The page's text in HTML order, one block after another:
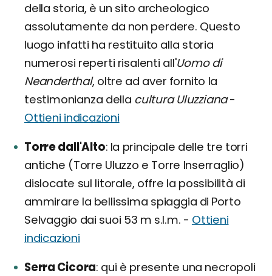
della storia, è un sito archeologico
assolutamente da non perdere. Questo
luogo infatti ha restituito alla storia
numerosi reperti risalenti all'Uomo di
Neanderthal, oltre ad aver fornito la
testimonianza della cultura Uluzziana-
Ottieni indicazioni
Torre dall'Alto la principale delle tre torri
antiche (Torre Uluzzo e Torre Inserraglio)
dislocate sul litorale, offre la possibilità di
ammirare la bellissima spiaggia di Porto
Selvaggio dai suoi 53 m s.l.m. - Ottieni
indicazioni
Serra Cicora qui è presente una necropoli